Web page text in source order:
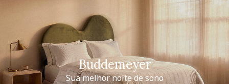
Buddemeyer
Sua melhor noite de sono